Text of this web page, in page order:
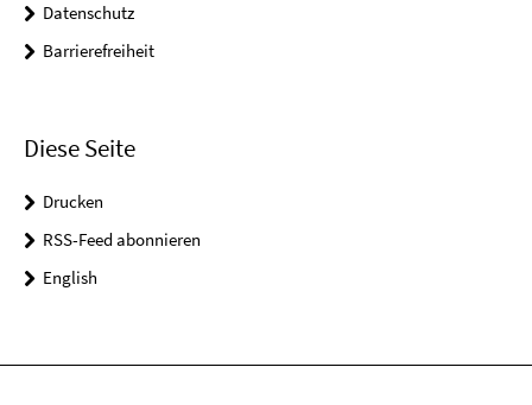
Datenschutz
Barrierefreiheit
Diese Seite
Drucken
RSS-Feed abonnieren
English